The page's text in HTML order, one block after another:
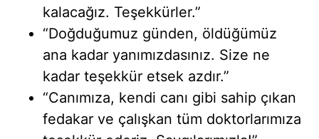
kalacağız. Teşekkürler.”
“Doğduğumuz günden, öldüğümüz
ana kadar yanımızdasınız. Size ne
kadar teşekkür etsek azdır.”
“Canımıza, kendi canı gibi sahip çıkan
fedakar ve çalışkan tüm doktorlarımıza